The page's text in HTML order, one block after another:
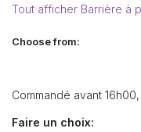
Tout afficher Barrière à
Choose from:
Commandé avant
Faire un choix: